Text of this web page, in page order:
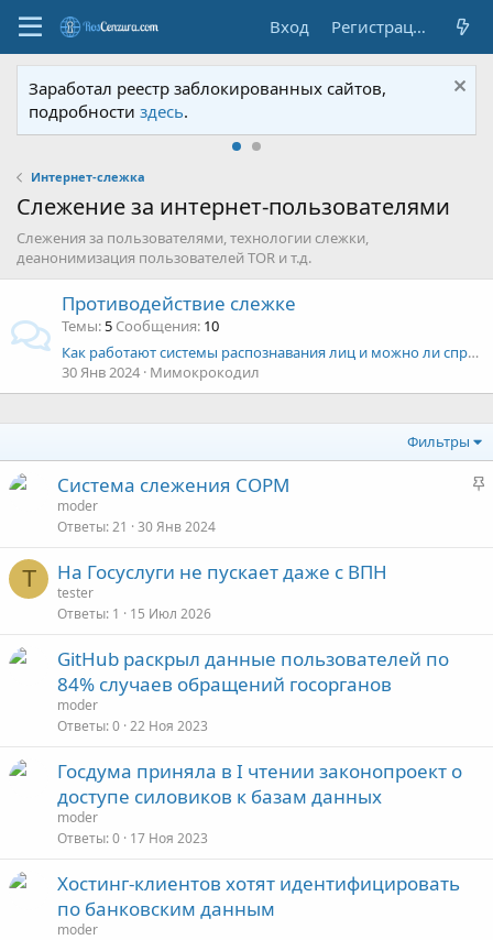
Вход Регистрация
Заработал реестр заблокированных сайтов,
подробности здесь.
Интернет-слежка
Слежение за интернет-пользователями
Слежения за пользователями, технологии слежки,
деанонимизация пользователей TOR и т.д.
Противодействие слежке
Темы 5 Сообщения 10
Как работают системы распознавания лиц и можно ли спрятаться в большом российском городе
30 Янв 2024 Мимокрокодил
Фильтры
З
Система слежения COPM
moder
Ответы 21 30 Янв 2024
T На Госуслуги не пускает даже с ВПН
tester
Ответы 1 15 Июл 2026
GitHub раскрыл данные пользователей по
84% случаев обращений госорганов
moder
Ответы 0 22 Ноя 2023
Госдума приняла в I чтении законопроект о
доступе силовиков к базам данных
moder
Ответы 0 17 Ноя 2023
Хостинг-клиентов хотят идентифицировать
по банковским данным
moder